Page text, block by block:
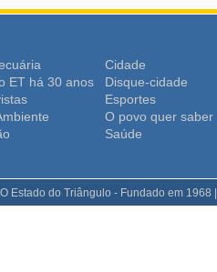
Cidade
ET há 30 anos
Disque-cidade
Esportes
O povo quer saber
Saúde
Estado do Triângulo - Fundado em